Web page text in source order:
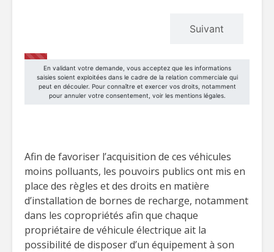
Afin de favoriser l’acquisition de ces véhicules
moins polluants, les pouvoirs publics ont mis en
place des règles et des droits en matière
d’installation de bornes de recharge, notamment
dans les copropriétés afin que chaque
propriétaire de véhicule électrique ait la
possibilité de disposer d’un équipement à son